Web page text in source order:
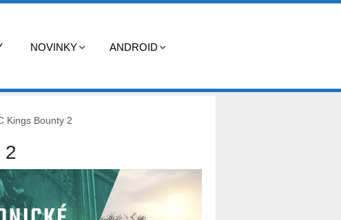
NOVINKY ANDROID
Kings Bounty 2
2